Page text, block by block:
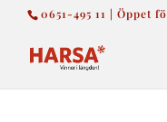
0651-495 11 | Öppet